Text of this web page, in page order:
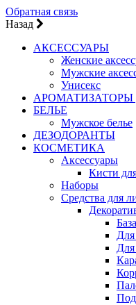
Обратная связь
Назад
АКСЕССУАРЫ
Женские
Мужские
Унисекс
БЕЛЬЕ
Мужское белье
ДЕЗОДОРАНТЫ
КОСМЕТИКА
Аксессуары
Кисти
Наборы
Средства для
Для
Для